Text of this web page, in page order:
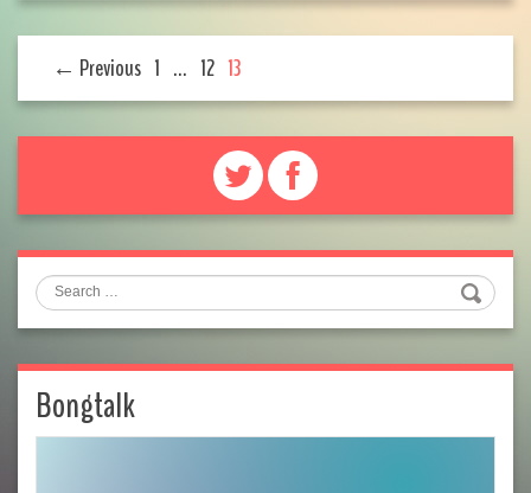
← Previous 1 … 12 13
Search
Bongtalk